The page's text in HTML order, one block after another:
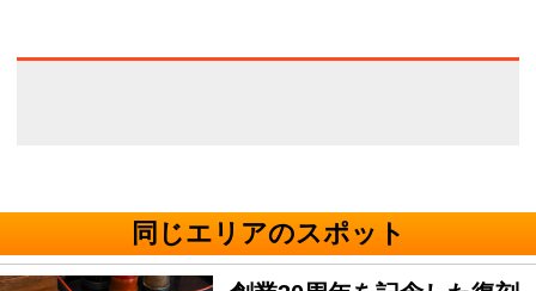
同じエリアのスポット